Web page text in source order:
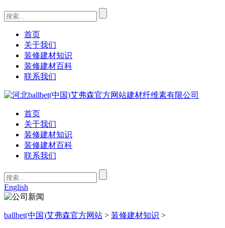
首页
关于我们
装修建材知识
装修建材百科
联系我们
首页
关于我们
装修建材知识
装修建材百科
联系我们
English
ballbet(中国)艾弗森官方网站 > 装修建材知识 >